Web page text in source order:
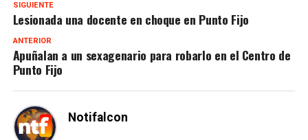
SIGUIENTE
Lesionada una docente en choque en Punto Fijo
ANTERIOR
Apuñalan a un sexagenario para robarlo en el Centro de
Punto Fijo
Notifalcon